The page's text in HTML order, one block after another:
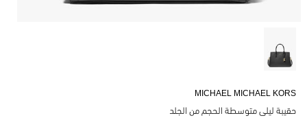
MICHAEL MICHAEL KORS
حقيبة ليلى متوسطة الحجم من الجلد